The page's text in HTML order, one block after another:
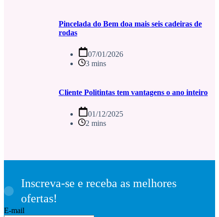
Pincelada do Bem doa mais seis cadeiras de
rodas
07/01/2026
3 mins
Cliente Politintas tem vantagens o ano inteiro
01/12/2025
2 mins
Inscreva-se e receba as melhores
ofertas!
E-mail